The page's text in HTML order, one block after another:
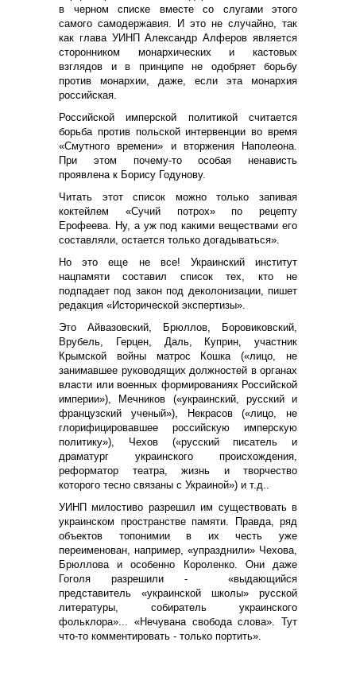
в черном списке вместе со слугами этого
самого самодержавия. И это не случайно, так
как глава УИНП Александр Алферов является
сторонником монархических и кастовых
взглядов и в принципе не одобряет борьбу
против монархии, даже, если эта монархия
российская.
Российской имперской политикой считается
борьба против польской интервенции во время
«Смутного времени» и вторжения Наполеона.
При этом почему-то особая ненависть
проявлена к Борису Годунову.
Читать этот список можно только запивая
коктейлем «Сучий потрох» по рецепту
Ерофеева. Ну, а уж под какими веществами его
составляли, остается только догадываться».
Но это еще не все! Украинский институт
нацпамяти составил список тех, кто не
подпадает под закон под деколонизации, пишет
редакция «Исторической экспертизы».
Это Айвазовский, Брюллов, Боровиковский,
Врубель, Герцен, Даль, Куприн, участник
Крымской войны матрос Кошка («лицо, не
занимавшее руководящих должностей в органах
власти или военных формированиях Российской
империи»), Мечников («украинский, русский и
французский ученый»), Некрасов («лицо, не
глорифицировавшее российскую имперскую
политику»), Чехов («русский писатель и
драматург украинского происхождения,
реформатор театра, жизнь и творчество
которого тесно связаны с Украиной») и т.д..
УИНП милостиво разрешил им существовать в
украинском пространстве памяти. Правда, ряд
объектов топонимии в их честь уже
переименован, например, «упразднили» Чехова,
Брюллова и особенно Короленко. Они даже
Гоголя разрешили - «выдающийся
представитель «украинской школы» русской
литературы, собиратель украинского
фольклора»... «Нечувана свобода слова». Тут
что-то комментировать - только портить».